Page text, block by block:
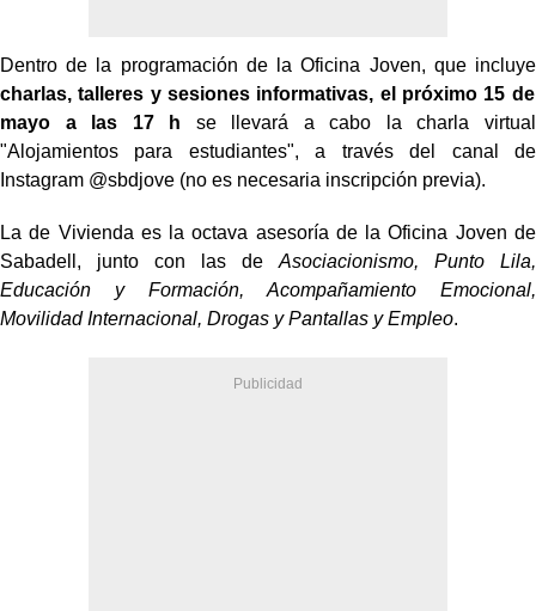
Dentro de la programación de la Oficina Joven, que incluye
charlas, talleres y sesiones informativas, el próximo 15 de
mayo a las 17 h se llevará a cabo la charla virtual
"Alojamientos para estudiantes", a través del canal de
Instagram @sbdjove (no es necesaria inscripción previa).
La de Vivienda es la octava asesoría de la Oficina Joven de
Sabadell, junto con las de
Asociacionismo, Punto Lila,
Educación y Formación, Acompañamiento Emocional,
Movilidad Internacional, Drogas y Pantallas y Empleo.